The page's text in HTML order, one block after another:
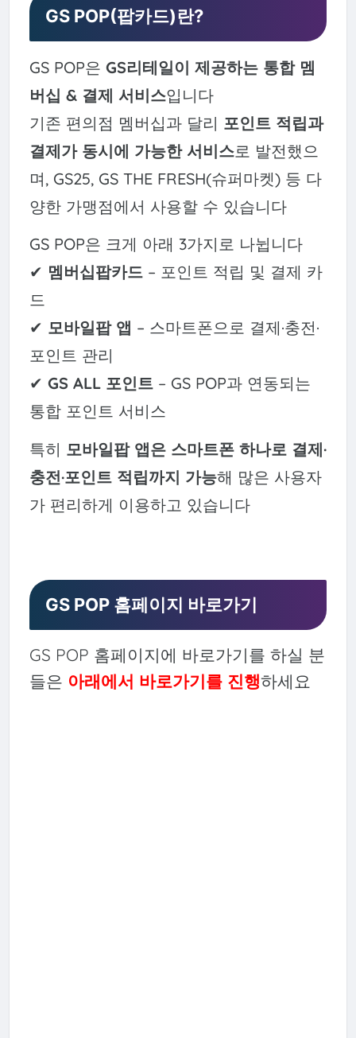
GS POP(팝카드)란?
GS POP은 GS리테일이 제공하는 통합 멤
버십 & 결제 서비스입니다
기존 편의점 멤버십과 달리 포인트 적립과
결제가 동시에 가능한 서비스로 발전했으
며, GS25, GS THE FRESH(슈퍼마켓) 등 다
양한 가맹점에서 사용할 수 있습니다
GS POP은 크게 아래 3가지로 나뉩니다
✔ 멤버십팝카드– 포인트 적립 및 결제 카
드
✔ 모바일팝 앱 – 스마트폰으로 결제·충전·
포인트 관리
✔ GS ALL 포인트– GS POP과 연동되는
통합 포인트 서비스
특히 모바일팝 앱은 스마트폰 하나로 결제·
충전·포인트 적립까지 가능해 많은 사용자
가 편리하게 이용하고 있습니다
GS POP 홈페이지 바로가기
GS POP 홈페이지에 바로가기를 하실 분
들은 아래에서 바로가기를 진행하세요